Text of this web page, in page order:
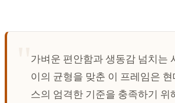
가벼운 편안함과 생동감 넘치는
이의 균형을 맞춘 이 프레임은
스의 엄격한 기준을 충족하기 위